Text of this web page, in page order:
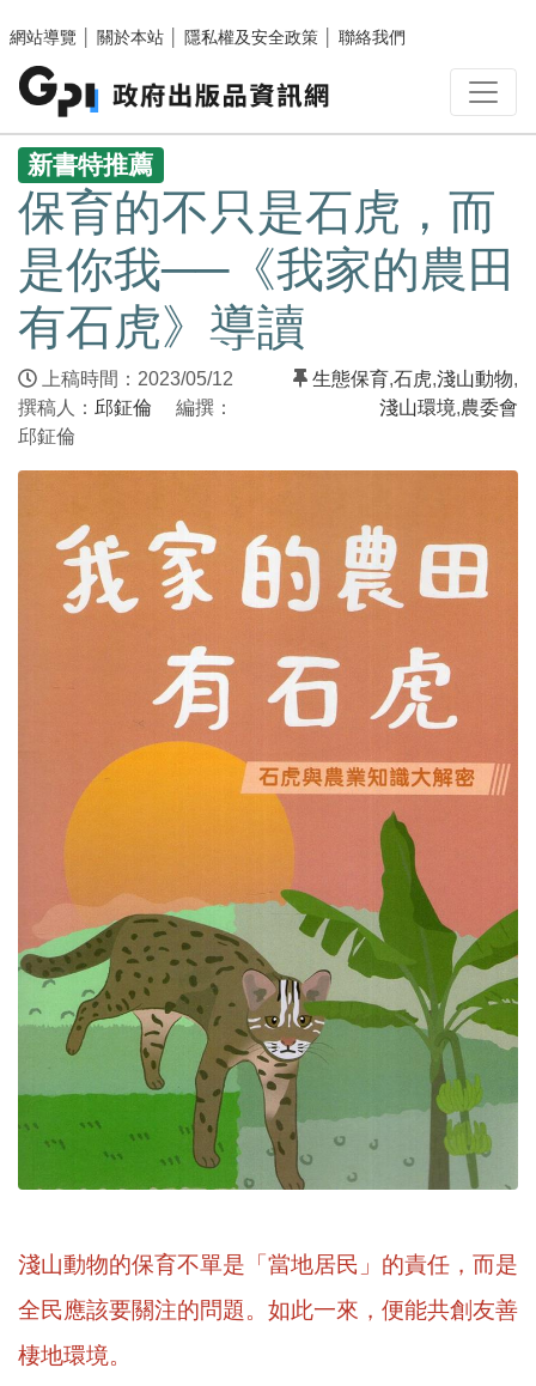
網站導覽
關於本站 隱私權及安全政策 聯絡我們
:::
新書特推薦
保育的不只是石虎，而
是你我──《我家的農田
有石虎》導讀
上稿時間：2023/05/12
撰稿人： 邱鉦倫 編撰：
邱鉦倫
生態保育,石虎,淺山動物,
淺山環境,農委會
淺山動物的保育不單是「當地居民」的責任，而是
全民應該要關注的問題。如此一來，便能共創友善
棲地環境。